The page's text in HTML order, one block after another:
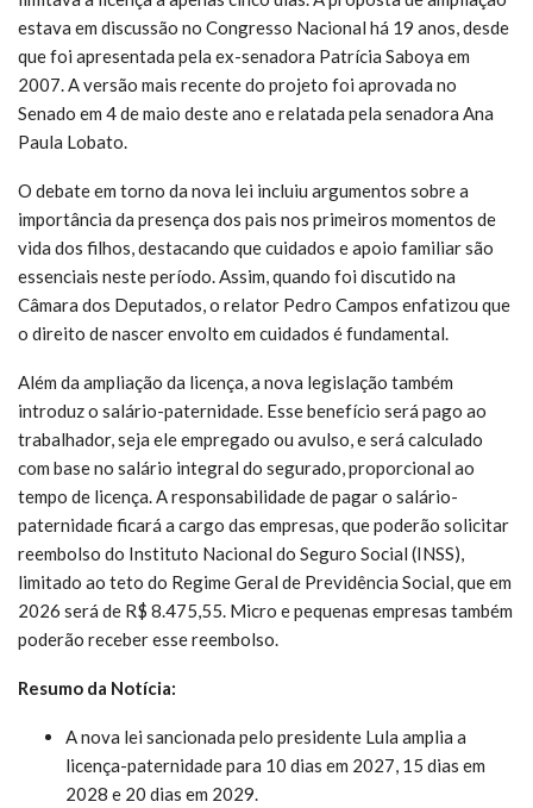
estava em discussão no Congresso Nacional há 19 anos, desde
que foi apresentada pela ex-senadora Patrícia Saboya em
2007. A versão mais recente do projeto foi aprovada no
Senado em 4 de maio deste ano e relatada pela senadora Ana
Paula Lobato.
O debate em torno da nova lei incluiu argumentos sobre a
importância da presença dos pais nos primeiros momentos de
vida dos filhos, destacando que cuidados e apoio familiar são
essenciais neste período. Assim, quando foi discutido na
Câmara dos Deputados, o relator Pedro Campos enfatizou que
o direito de nascer envolto em cuidados é fundamental.
Além da ampliação da licença, a nova legislação também
introduz o salário-paternidade. Esse benefício será pago ao
trabalhador, seja ele empregado ou avulso, e será calculado
com base no salário integral do segurado, proporcional ao
tempo de licença. A responsabilidade de pagar o salário-
paternidade ficará a cargo das empresas, que poderão solicitar
reembolso do Instituto Nacional do Seguro Social (INSS),
limitado ao teto do Regime Geral de Previdência Social, que em
2026 será de R$ 8.475,55. Micro e pequenas empresas também
poderão receber esse reembolso.
Resumo da Notícia:
A nova lei sancionada pelo presidente Lula amplia a
licença-paternidade para 10 dias em 2027, 15 dias em
2028 e 20 dias em 2029.